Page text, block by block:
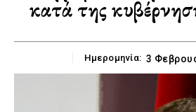
κατά της
Ημερομηνία: 3